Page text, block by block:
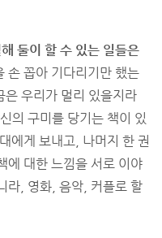
둘이 할 수 있는 일들은
손 꼽아 기다리기만 했는
우리가 멀리 있을지라
의 구미를 당기는 책이 있
에게 보내고, 나머지 한 권
에 대한 느낌을 서로 이야
라, 영화, 음악, 커플로 할